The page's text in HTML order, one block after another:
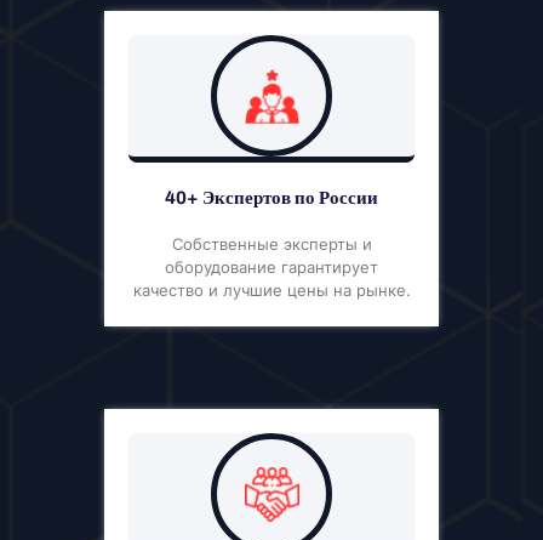
40+ Экспертов по России
Собственные эксперты и
оборудование гарантирует
качество и лучшие цены на рынке.